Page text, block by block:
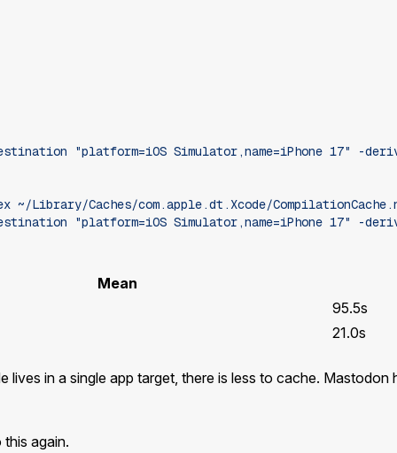
Simulator,name=iPhone 17" -derivedDataPath
~/Library/Caches/com.apple.dt.Xcode/
Simulator,name=iPhone 17" -derivedDataPath
Mean
95.5s
21.0s
in a single app target, there is less to cache.
again.